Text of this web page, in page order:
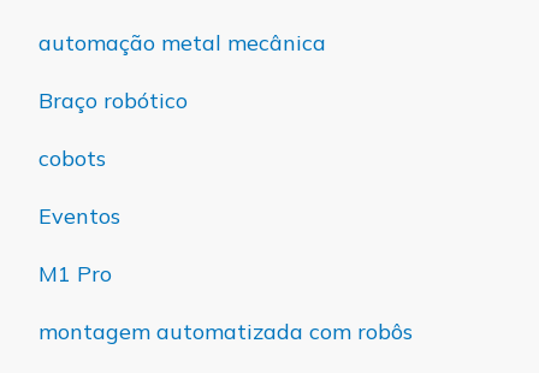
automação metal mecânica
Braço robótico
cobots
Eventos
M1 Pro
montagem automatizada com robôs